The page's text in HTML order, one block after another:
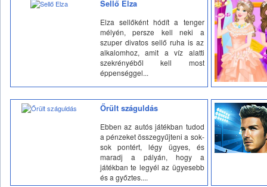
Sellő Elza
Elza sellőként hódít a tenger
mélyén, persze kell neki a
szuper divatos sellő ruha is az
alkalomhoz, amit a víz alatti
szekrényéből kell most
éppenséggel...
Őrült száguldás
Ebben az autós játékban tudod
a pénzeket összegyűjteni a sok-
sok pontért, légy ügyes, és
maradj a pályán, hogy a
játékban te legyél az ügyesebb
és a győztes....